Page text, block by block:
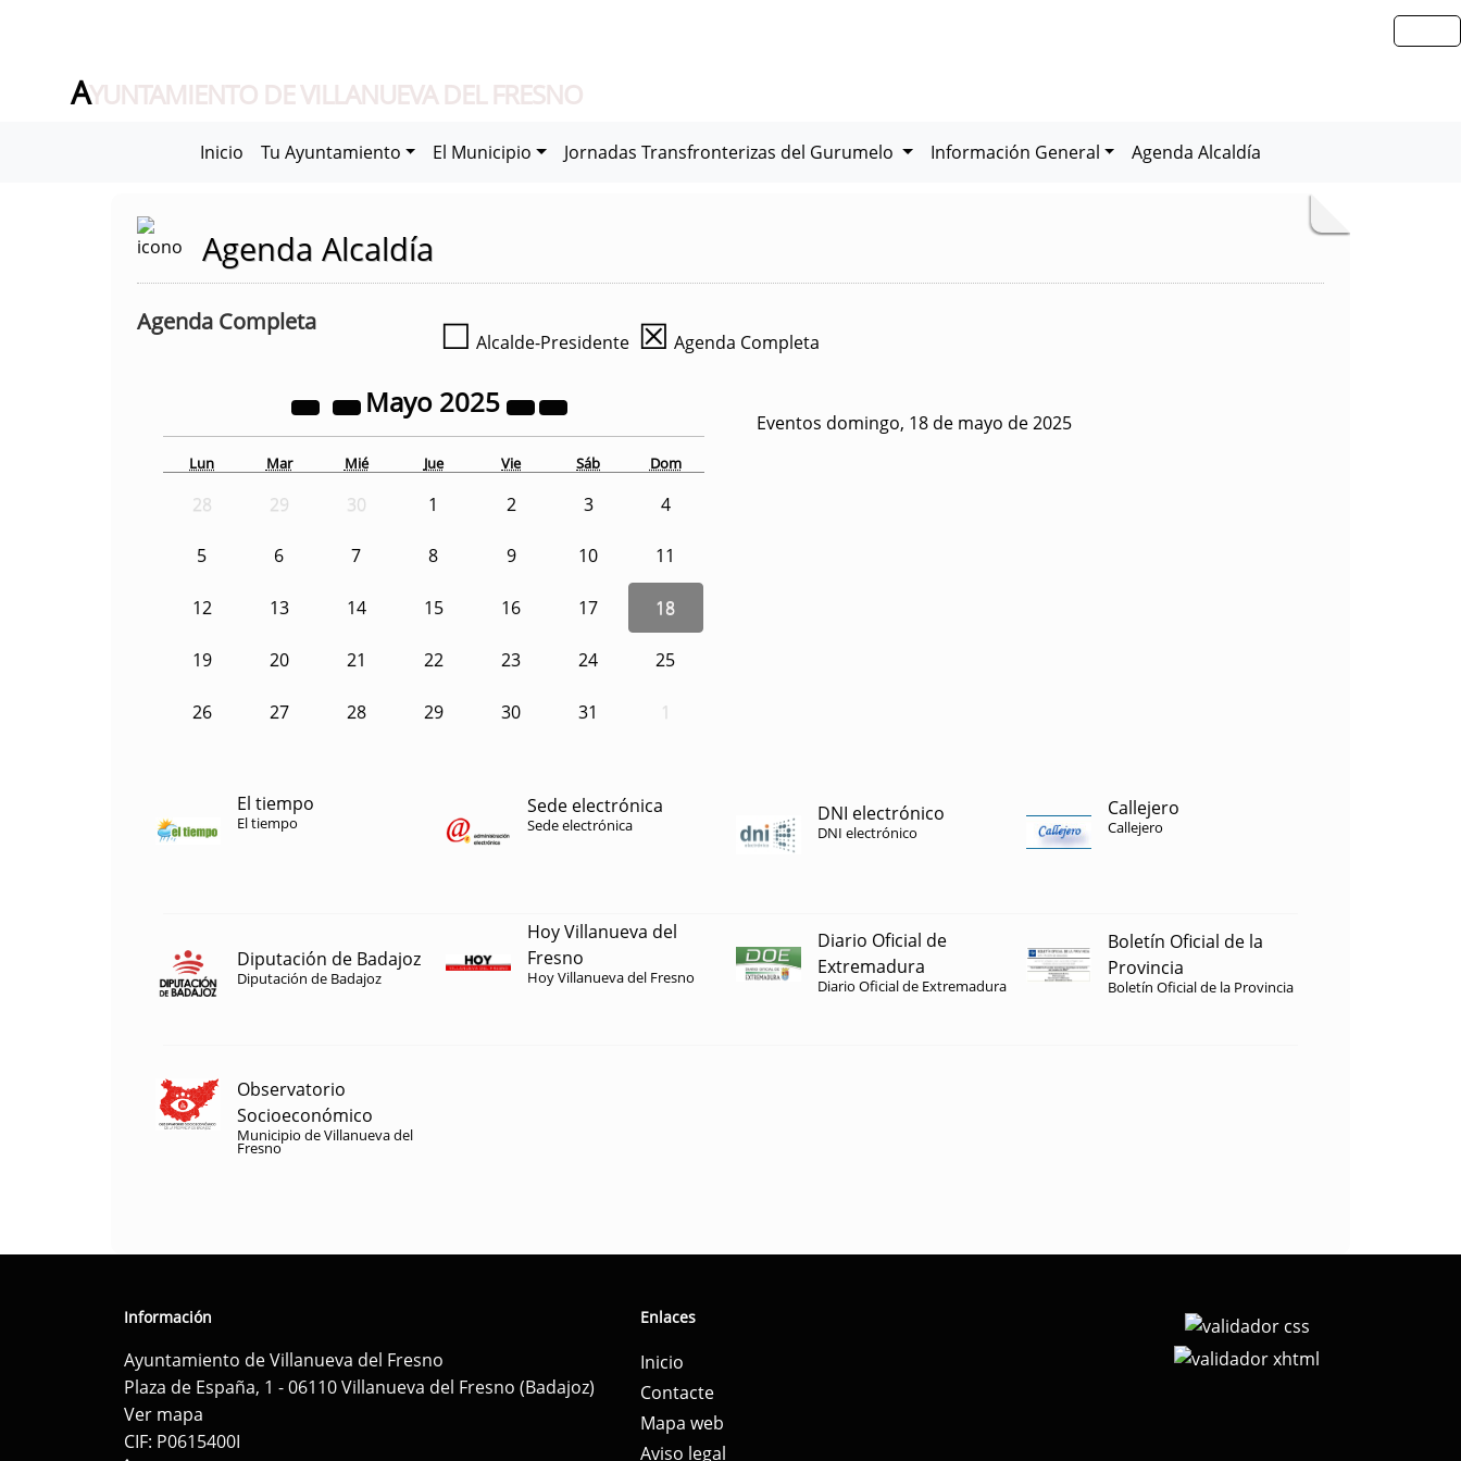
AYUNTAMIENTO DE VILLANUEVA DEL FRESNO
Inicio Tu Ayuntamiento El Municipio Jornadas Transfronterizas del Gurumelo Información General Agenda Alcaldía
Agenda Alcaldía
Agenda Completa ☐ Alcalde-Presidente ☒ Agenda Completa
Mayo 2025
Lun Mar Mié Jue Vie Sáb Dom
28 29 30 1 2 3 4
5 6 7 8 9 10 11
12 13 14 15 16 17 18
19 20 21 22 23 24 25
26 27 28 29 30 31 1
Eventos domingo, 18 de mayo de 2025
El tiempo
El tiempo
Sede electrónica
Sede electrónica DNI electrónico
DNI electrónico
Callejero
Callejero
Diputación de Badajoz
Diputación de Badajoz
Hoy Villanueva del
Fresno
Hoy Villanueva del Fresno
Diario Oficial de
Extremadura
Diario Oficial de Extremadura
Boletín Oficial de la
Provincia
Boletín Oficial de la Provincia
Observatorio
Socioeconómico
Municipio de Villanueva del
Fresno
Información
Ayuntamiento de Villanueva del Fresno
Plaza de España, 1 - 06110 Villanueva del Fresno (Badajoz)
Ver mapa
CIF: P0615400I
Enlaces
Inicio
Contacte
Mapa web
Aviso legal